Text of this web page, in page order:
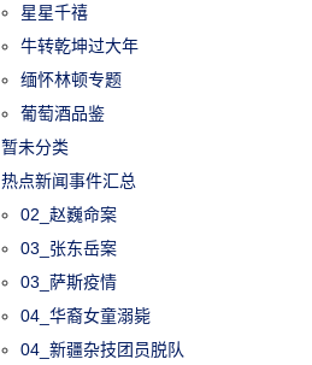
星星千禧
牛转乾坤过大年
缅怀林顿专题
葡萄酒品鉴
暂未分类
热点新闻事件汇总
02_赵巍命案
03_张东岳案
03_萨斯疫情
04_华裔女童溺毙
04_新疆杂技团员脱队